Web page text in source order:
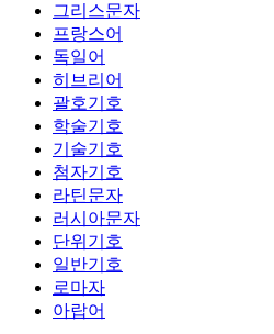
그리스문자
프랑스어
독일어
히브리어
괄호기호
학술기호
기술기호
첨자기호
라틴문자
러시아문자
단위기호
일반기호
로마자
아랍어